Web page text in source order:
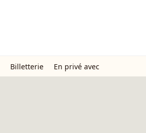
Billetterie En privé avec